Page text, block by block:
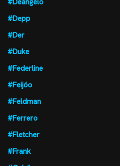
#Deangelo
#Depp
#Der
#Duke
#Federline
#Feijóo
#Feldman
#Ferrero
#Fletcher
#Frank